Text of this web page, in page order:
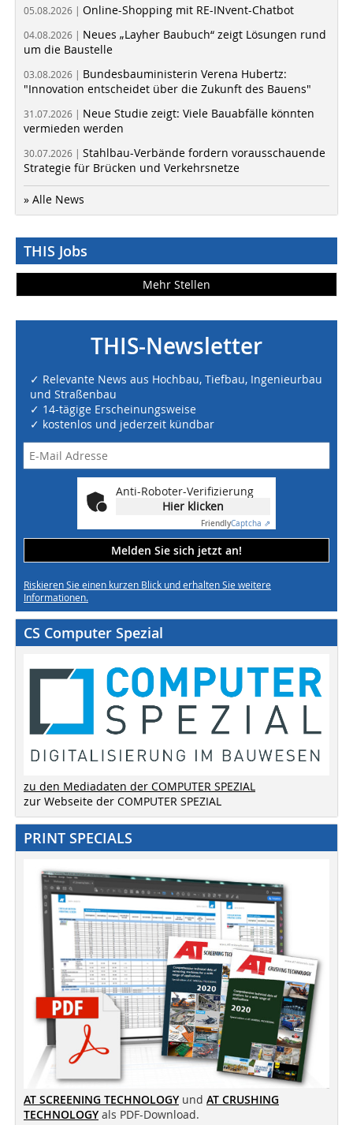
05.08.2026 | Online-Shopping mit RE-INvent-Chatbot
04.08.2026 | Neues „Layher Baubuch“ zeigt Lösungen rund
um die Baustelle
03.08.2026 | Bundesbauministerin Verena Hubertz:
"Innovation entscheidet über die Zukunft des Bauens"
31.07.2026 | Neue Studie zeigt: Viele Bauabfälle könnten
vermieden werden
30.07.2026 | Stahlbau-Verbände fordern vorausschauende
Strategie für Brücken und Verkehrsnetze
» Alle News
THIS Jobs
Mehr Stellen
THIS-Newsletter
✓ Relevante News aus Hochbau, Tiefbau, Ingenieurbau
und Straßenbau
✓ 14-tägige Erscheinungsweise
✓ kostenlos und jederzeit kündbar
Anti-Roboter-Verifizierung
Hier klicken
FriendlyCaptcha ⇗
Melden Sie sich jetzt an!
Riskieren Sie einen kurzen Blick und erhalten Sie weitere
Informationen.
CS Computer Spezial
zu den Mediadaten der COMPUTER SPEZIAL
zur Webseite der COMPUTER SPEZIAL
PRINT SPECIALS
AT SCREENING TECHNOLOGY und AT CRUSHING
TECHNOLOGY als PDF-Download.